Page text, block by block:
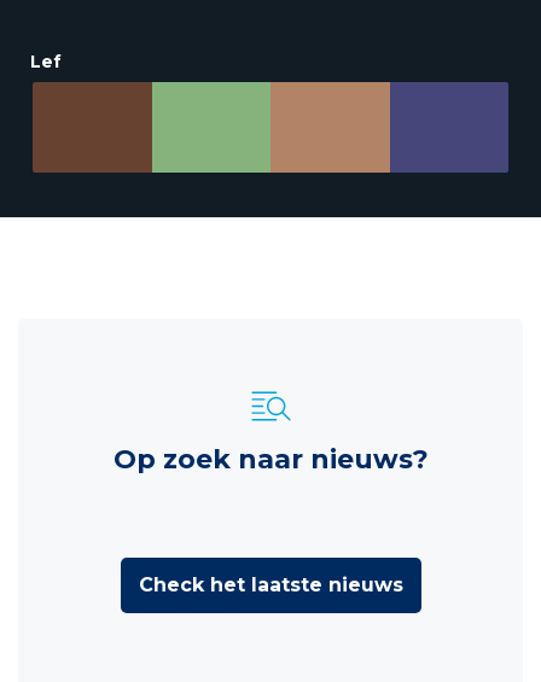
Lef
Op zoek naar nieuws?
Check het laatste nieuws